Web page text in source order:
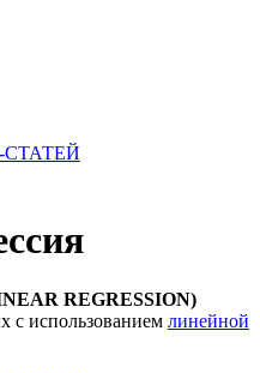
СТАТЕЙ
REGRESSION)
с использованием линейной